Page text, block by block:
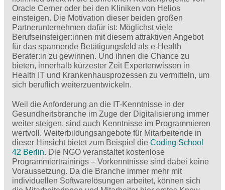
Oracle Cerner oder bei den Kliniken von Helios
einsteigen. Die Motivation dieser beiden großen
Partnerunternehmen dafür ist: Möglichst viele
Berufseinsteiger:innen mit diesem attraktiven Angebot
für das spannende Betätigungsfeld als e-Health
Berater:in zu gewinnen. Und ihnen die Chance zu
bieten, innerhalb kürzester Zeit Expertenwissen in
Health IT und Krankenhausprozessen zu vermitteln, um
sich beruflich weiterzuentwickeln.
Weil die Anforderung an die IT-Kenntnisse in der
Gesundheitsbranche im Zuge der Digitalisierung immer
weiter steigen, sind auch Kenntnisse im Programmieren
wertvoll. Weiterbildungsangebote für Mitarbeitende in
dieser Hinsicht bietet zum Beispiel die Coding School
42 Berlin. Die NGO veranstaltet kostenlose
Programmiertrainings – Vorkenntnisse sind dabei keine
Voraussetzung. Da die Branche immer mehr mit
individuellen Softwarelösungen arbeitet, können sich